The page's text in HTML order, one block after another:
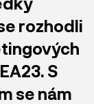
rozhodli
S
se nám